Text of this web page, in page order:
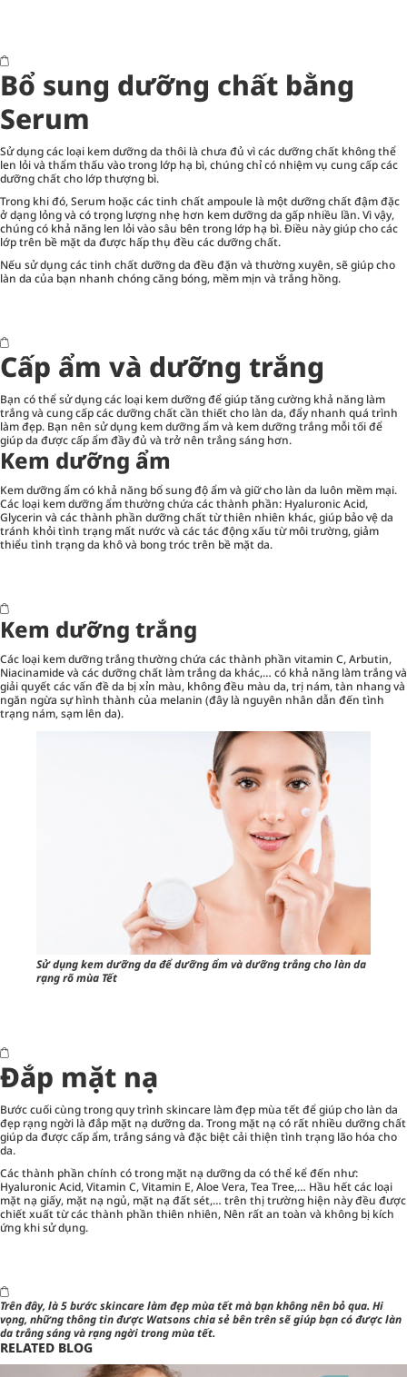
Bổ sung dưỡng chất bằng
Serum
Sử dụng các loại kem dưỡng da thôi là chưa đủ vì các dưỡng chất không thể
len lỏi và thẩm thấu vào trong lớp hạ bì, chúng chỉ có nhiệm vụ cung cấp các
dưỡng chất cho lớp thượng bì.
Trong khi đó,Serum hoặc các tinh chất ampoule là một dưỡng chất đậm đặc
ở dạng lỏng và có trọng lượng nhẹ hơn kem dưỡng da gấp nhiều lần. Vì vậy,
chúng có khả năng len lỏi vào sâu bên trong lớp hạ bì. Điều này giúp cho các
lớp trên bề mặt da được hấp thụ đều các dưỡng chất.
Nếu sử dụng các tinh chất dưỡng da đều đặn và thường xuyên, sẽ giúp cho
làn da của bạn nhanh chóng căng bóng, mềm mịn và trắng hồng.
Cấp ẩm và dưỡng trắng
Bạn có thể sử dụng các loại kem dưỡng để giúp tăng cường khả năng làm
trắng và cung cấp các dưỡng chất cần thiết cho làn da, đẩy nhanh quá trình
làm đẹp. Bạn nên sử dụng kem dưỡng ẩm và kem dưỡng trắng mỗi tối để
giúp da được cấp ẩm đầy đủ và trở nên trắng sáng hơn.
Kem dưỡng ẩm
Kem dưỡng ẩm có khả năng bổ sung độ ẩm và giữ cho làn da luôn mềm mại.
Các loại kem dưỡng ẩm thường chứa các thành phần: Hyaluronic Acid,
Glycerin và các thành phần dưỡng chất từ thiên nhiên khác, giúp bảo vệ da
tránh khỏi tình trạng mất nước và các tác động xấu từ môi trường, giảm
thiểu tình trạng da khô và bong tróc trên bề mặt da.
Kem dưỡng trắng
Các loại kem dưỡng trắng thường chứa các thành phần vitamin C, Arbutin,
Niacinamide và các dưỡng chất làm trắng da khác,… có khả năng làm trắng và
giải quyết các vấn đề da bị xỉn màu, không đều màu da, trị nám, tàn nhang và
ngăn ngừa sự hình thành của melanin (đây là nguyên nhân dẫn đến tình
trạng nám, sạm lên da).
Sử dụng kem dưỡng da để dưỡng ẩm và dưỡng trắng cho làn da
rạng rõ mùa Tết
Đắp mặt nạ
Bước cuối cùng trong quy trình skincare làm đẹp mùa tết để giúp cho làn da
đẹp rạng ngời là đắp mặt nạ dưỡng da. Trong mặt nạ có rất nhiều dưỡng chất
giúp da được cấp ẩm, trắng sáng và đặc biệt cải thiện tình trạng lão hóa cho
da.
Các thành phần chính có trong mặt nạ dưỡng da có thể kể đến như:
Hyaluronic Acid, Vitamin C, Vitamin E, Aloe Vera, Tea Tree,… Hầu hết các loại
mặt nạ giấy, mặt nạ ngủ, mặt nạ đất sét,… trên thị trường hiện này đều được
chiết xuất từ các thành phần thiên nhiên, Nên rất an toàn và không bị kích
ứng khi sử dụng.
Trên đây, là5 bước skincare làm đẹp mùa tếtmà bạn không nên bỏ qua. Hi
vọng, những thông tin được Watsons chia sẻ bên trên sẽ giúp bạn có được làn
da trắng sáng và rạng ngời trong mùa tết.
RELATED BLOG